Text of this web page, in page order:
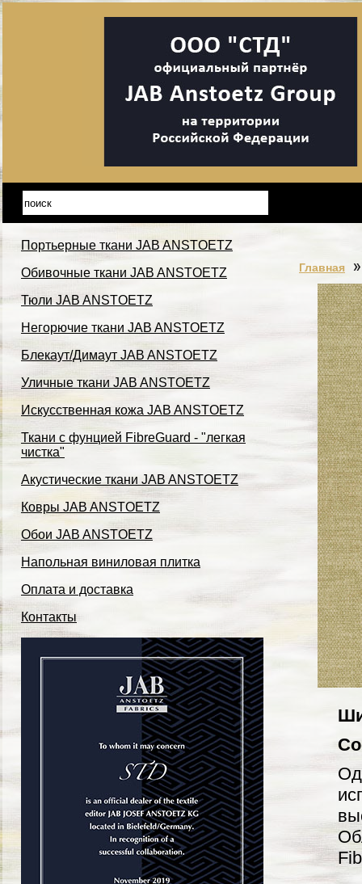
Портьерные ткани JAB ANSTOETZ
Обивочные ткани JAB ANSTOETZ
Тюли JAB ANSTOETZ
Негорючие ткани JAB ANSTOETZ
Блекаут/Димаут JAB ANSTOETZ
Уличные ткани JAB ANSTOETZ
Искусственная кожа JAB ANSTOETZ
Ткани с фунцией FibreGuard - "легкая
чистка"
Акустические ткани JAB ANSTOETZ
Ковры JAB ANSTOETZ
Обои JAB ANSTOETZ
Напольная виниловая плитка
Оплата и доставка
Контакты
Главная